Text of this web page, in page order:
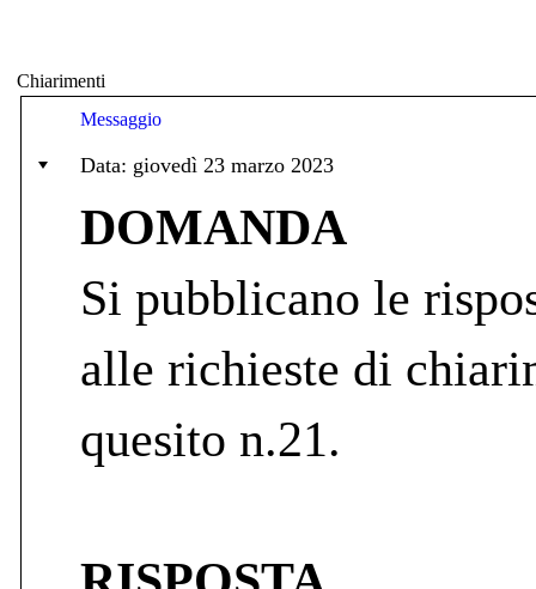
Chiarimenti
Messaggio
Data: giovedì 23 marzo 2023
DOMANDA
Si pubblicano le
alle richieste di
quesito n.21.